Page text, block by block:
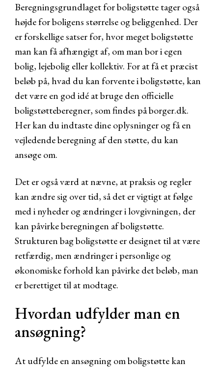
Beregningsgrundlaget for boligstøtte tager også
højde for boligens størrelse og beliggenhed. Der
er forskellige satser for, hvor meget boligstøtte
man kan få afhængigt af, om man bor i egen
bolig, lejebolig eller kollektiv. For at få et præcist
beløb på, hvad du kan forvente i boligstøtte, kan
det være en god idé at bruge den officielle
boligstøtteberegner, som findes på borger.dk.
Her kan du indtaste dine oplysninger og få en
vejledende beregning af den støtte, du kan
ansøge om.
Det er også værd at nævne, at praksis og regler
kan ændre sig over tid, så det er vigtigt at følge
med i nyheder og ændringer i lovgivningen, der
kan påvirke beregningen af boligstøtte.
Strukturen bag boligstøtte er designet til at være
retfærdig, men ændringer i personlige og
økonomiske forhold kan påvirke det beløb, man
er berettiget til at modtage.
Hvordan udfylder man en
ansøgning?
At udfylde en ansøgning om boligstøtte kan